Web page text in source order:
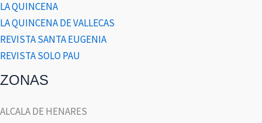
LA QUINCENA
LA QUINCENA DE VALLECAS
REVISTA SANTA EUGENIA
REVISTA SOLO PAU
ZONAS
ALCALA DE HENARES